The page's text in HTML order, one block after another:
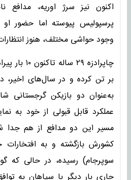
اکنون نیز سرژ اوریه، مدافع
پرسپولیس پیوسته اما حضور
وجود حواشی مختلف، هنوز
چاپرادزه
بر تن کرده و در سال‌های اخیر،
به‌عنوان دو بازیکن گرجستانی
عملکرد قابل قبولی از خود به
مسیر این دو مدافع از هم جدا
کشورش بازگشته و به
سوپرجام) رسیده، در حالی که